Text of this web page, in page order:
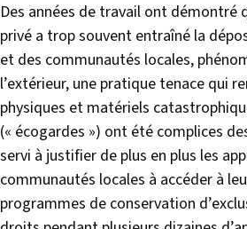
Des années de travail ont démontré
privé a trop souvent entraîné la
et des communautés locales,
l’extérieur, une pratique tenace qui
physiques et matériels
(« écogardes ») ont été complices
servi à justifier de plus en plus les
communautés locales à accéder à
programmes de conservation